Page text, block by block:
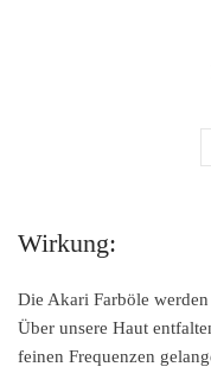
Wirkung:
Die Akari Farböle
Über unsere Haut
feinen Frequenzen